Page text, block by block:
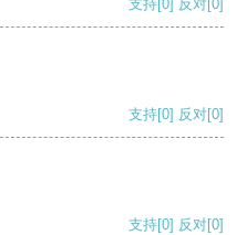
支持[0] 反对[0]
支持[0] 反对[0]
支持[0] 反对[0]